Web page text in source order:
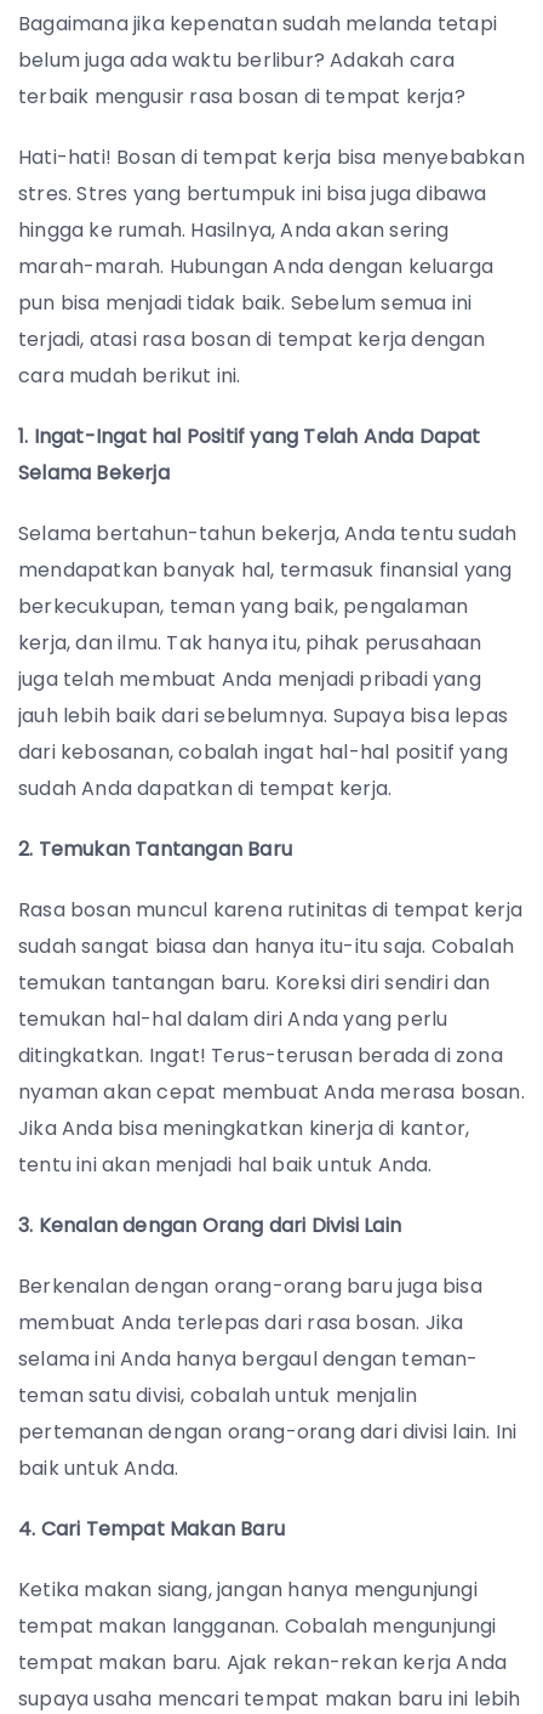
Bagaimana jika kepenatan sudah melanda tetapi
belum juga ada waktu berlibur? Adakah cara
terbaik mengusir rasa bosan di tempat kerja?
Hati-hati! Bosan di tempat kerja bisa menyebabkan
stres. Stres yang bertumpuk ini bisa juga dibawa
hingga ke rumah. Hasilnya, Anda akan sering
marah-marah. Hubungan Anda dengan keluarga
pun bisa menjadi tidak baik. Sebelum semua ini
terjadi, atasi rasa bosan di tempat kerja dengan
cara mudah berikut ini.
1. Ingat-Ingat hal Positif yang Telah Anda Dapat
Selama Bekerja
Selama bertahun-tahun bekerja, Anda tentu sudah
mendapatkan banyak hal, termasuk finansial yang
berkecukupan, teman yang baik, pengalaman
kerja, dan ilmu. Tak hanya itu, pihak perusahaan
juga telah membuat Anda menjadi pribadi yang
jauh lebih baik dari sebelumnya. Supaya bisa lepas
dari kebosanan, cobalah ingat hal-hal positif yang
sudah Anda dapatkan di tempat kerja.
2. Temukan Tantangan Baru
Rasa bosan muncul karena rutinitas di tempat kerja
sudah sangat biasa dan hanya itu-itu saja. Cobalah
temukan tantangan baru. Koreksi diri sendiri dan
temukan hal-hal dalam diri Anda yang perlu
ditingkatkan. Ingat! Terus-terusan berada di zona
nyaman akan cepat membuat Anda merasa bosan.
Jika Anda bisa meningkatkan kinerja di kantor,
tentu ini akan menjadi hal baik untuk Anda.
3. Kenalan dengan Orang dari Divisi Lain
Berkenalan dengan orang-orang baru juga bisa
membuat Anda terlepas dari rasa bosan. Jika
selama ini Anda hanya bergaul dengan teman-
teman satu divisi, cobalah untuk menjalin
pertemanan dengan orang-orang dari divisi lain. Ini
baik untuk Anda.
4. Cari Tempat Makan Baru
Ketika makan siang, jangan hanya mengunjungi
tempat makan langganan. Cobalah mengunjungi
tempat makan baru. Ajak rekan-rekan kerja Anda
supaya usaha mencari tempat makan baru ini lebih